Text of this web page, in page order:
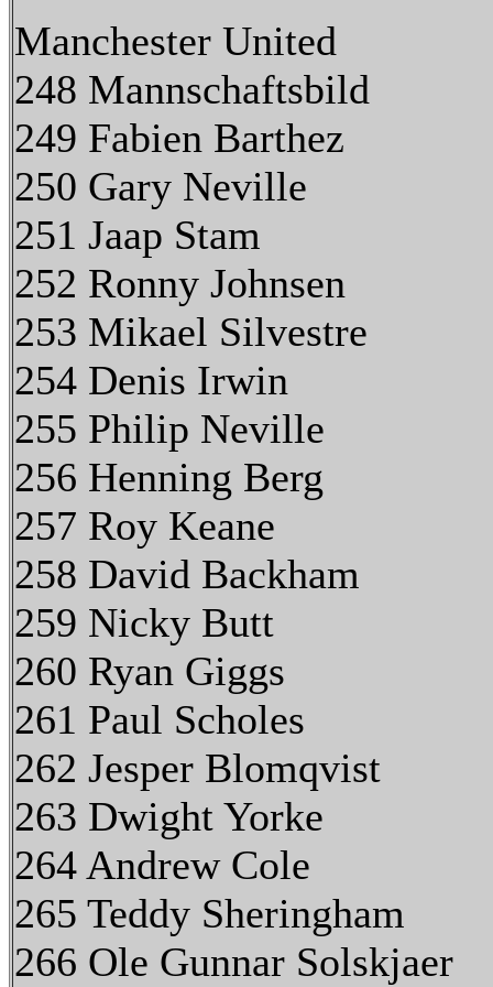
Manchester United
248 Mannschaftsbild
249 Fabien Barthez
250 Gary Neville
251 Jaap Stam
252 Ronny Johnsen
253 Mikael Silvestre
254 Denis Irwin
255 Philip Neville
256 Henning Berg
257 Roy Keane
258 David Backham
259 Nicky Butt
260 Ryan Giggs
261 Paul Scholes
262 Jesper Blomqvist
263 Dwight Yorke
264 Andrew Cole
265 Teddy Sheringham
266 Ole Gunnar Solskjaer